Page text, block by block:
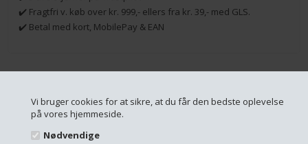
Vi bruger cookies for at sikre, at du får den bedste oplevelse
på vores hjemmeside.
Nødvendige
✔️ Fragtfri v. køb over kr. 999,- ellers fra kr. 39,- med GLS.
✔️ Betal med kort, MobilePay & EAN